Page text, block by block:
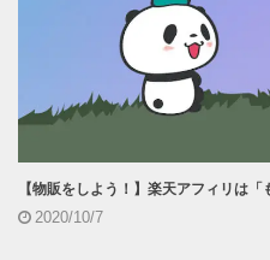
【物販をしよう！】楽天アフィリは
2020/10/7